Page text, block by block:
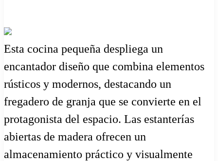
Esta cocina pequeña despliega un
encantador diseño que combina elementos
rústicos y modernos, destacando un
fregadero de granja que se convierte en el
protagonista del espacio. Las estanterías
abiertas de madera ofrecen un
almacenamiento práctico y visualmente